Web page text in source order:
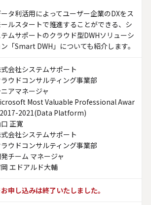
タ利活用によってユーザー企業のDXをス
ルスタートで推進することができる、シ
テムサポートのクラウド型DWHソリューシ
ン「Smart DWH」についても紹介します。
会社システムサポート
ウドコンサルティング事業部
アマネージャ
Most Valuable Professional Awar
2021(Data Platform)
正寛
会社システムサポート
ウドコンサルティング事業部
チーム マネージャ
エドアルド大輔
申し込みは終了いたしました。